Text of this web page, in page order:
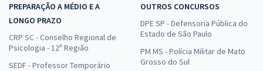
PREPARAÇÃO A MÉDIO E A
LONGO PRAZO
CRP SC - Conselho Regional de
Psicologia - 12ª Região
SEDF - Professor Temporário
OUTROS CONCURSOS
DPE SP - Defensoria Pública do
Estado de São Paulo
PM MS - Polícia Militar de Mato
Grosso do Sul